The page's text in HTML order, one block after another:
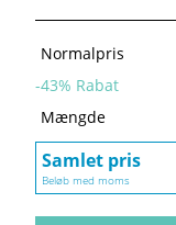
Normalpris
-43% Rabat
Mængde
Samlet pris
Beløb med moms